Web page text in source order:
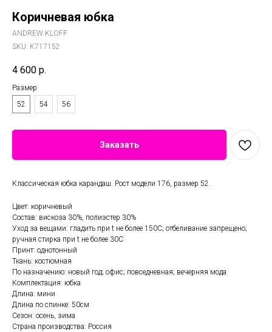
Коричневая юбка
ANDREW KLOFF
SKU: K717152
4 600 р.
Размер
52
54 56
Заказать
Классическая юбка карандаш. Рост модели 176, размер 52.
Цвет: коричневый
Состав: вискоза 30%, полиэстер 30%
Уход за вещами: гладить при t не более 150С; отбеливание запрещено;
ручная стирка при t не более 30С
Принт: однотонный
Ткань: костюмная
По назначению: новый год; офис; повседневная; вечерняя мода
Комплектация: юбка
Длина: мини
Длина по спинке: 50см
Сезон: осень, зима
Страна производства: Россия